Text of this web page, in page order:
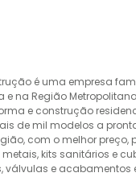
é uma empresa
e na Região
e construção
de mil modelos a
com o melhor
kits sanitários e
válvulas e